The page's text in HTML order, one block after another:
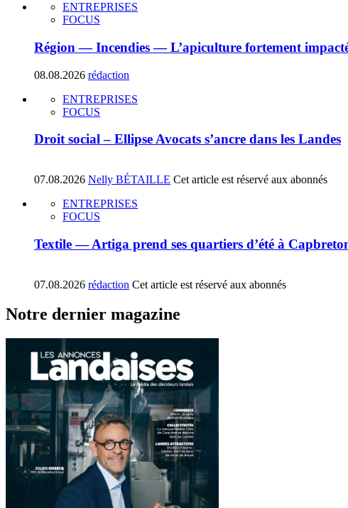
ENTREPRISES
FOCUS
Région — Incendies — L’apiculture fortement
08.08.2026 rédaction
ENTREPRISES
FOCUS
Droit social – Ellipse Avocats s’ancre dans les Landes
07.08.2026 Nelly BÉTAILLE Cet article est réservé aux abonnés
ENTREPRISES
FOCUS
Textile — Artiga prend ses quartiers d’été à
07.08.2026 rédaction Cet article est réservé aux abonnés
Notre dernier magazine